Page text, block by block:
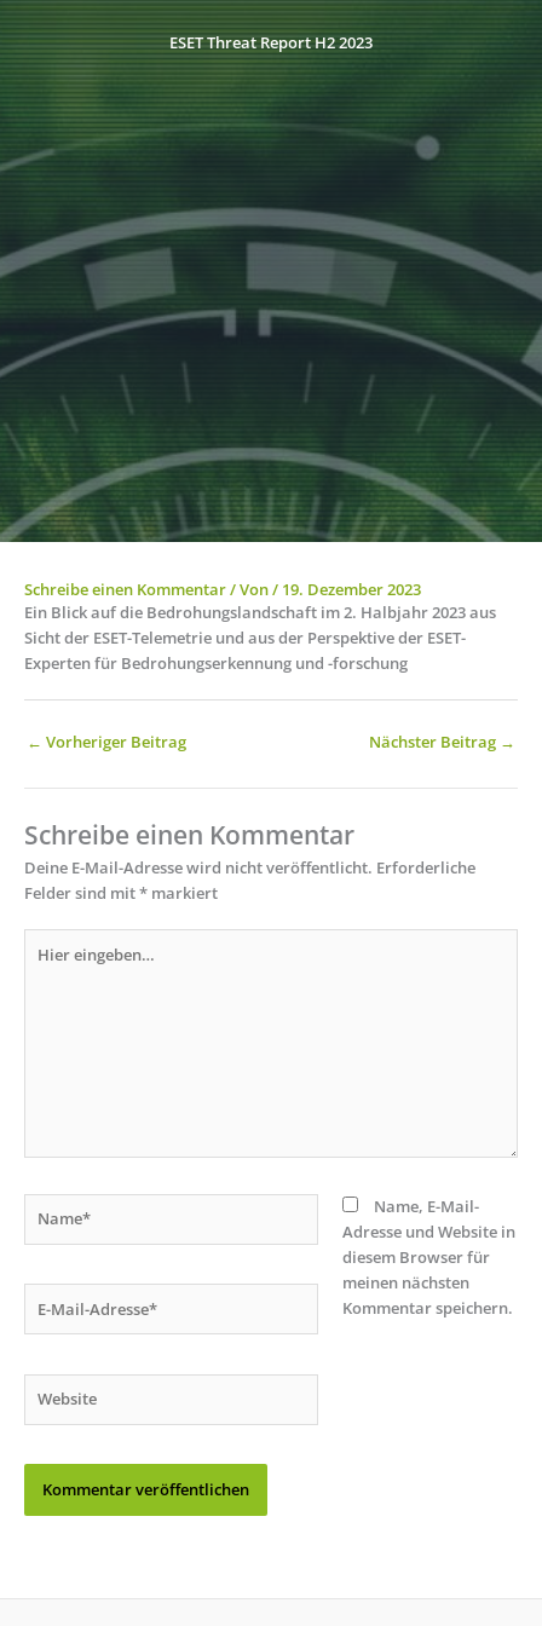
ESET Threat Report H2 2023
Schreibe einen Kommentar/ Von/ 19. Dezember 2023
Ein Blick auf die Bedrohungslandschaft im 2. Halbjahr 2023 aus
Sicht der ESET-Telemetrie und aus der Perspektive der ESET-
Experten für Bedrohungserkennung und -forschung
← Vorheriger Beitrag Nächster Beitrag →
Schreibe einen Kommentar
Deine E-Mail-Adresse wird nicht veröffentlicht. Erforderliche
Felder sind mit* markiert
eingeben…
Mail-
Name, E-Mail-
Adresse und Website in
diesem Browser für
meinen nächsten
Kommentar speichern.